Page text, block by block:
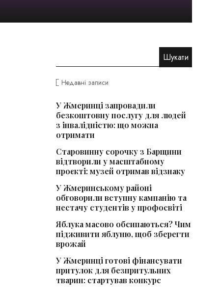
Недавні записи
У Жмеринці запровадили
безкоштовну послугу для людей
з інвалідністю: що можна
отримати
Старовинну сорочку з Барщини
відтворили у масштабному
проєкті: музей отримав відзнаку
У Жмеринському районі
обговорили вступну кампанію та
нестачу студентів у профосвіті
Яблука масово обсипаються? Чим
підживити яблуню, щоб зберегти
врожай
У Жмеринці готові фінансувати
притулок для безпритульних
тварин: стартував конкурс